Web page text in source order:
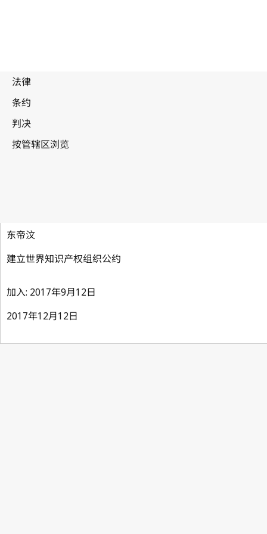
东帝汶
建立世界知识产权组织公约
加入: 2017年9月12日
2017年12月12日